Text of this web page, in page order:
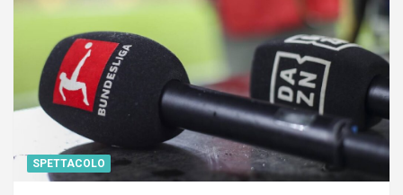
SPETTACOLO